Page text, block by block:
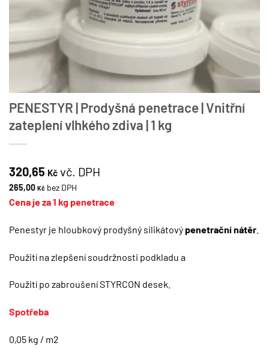
PENESTYR | Prodyšná penetrace | Vnitřní
zateplení vlhkého zdiva | 1 kg
320,65 Kč vč. DPH
265,00 Kč bez DPH
Cena je za 1 kg penetrace
Penestyr je hloubkový prodyšný silikátovýpenetrační nátěr
Použití na zlepšení soudržnosti podkladu a
Použití po zabroušení STYRCON desek.
Spotřeba
0,05 kg / m2